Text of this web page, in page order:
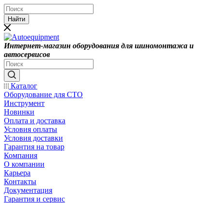
Найти
Интернет-магазин оборудования для шиномонтажа и
автосервисов
Каталог
Оборудование для СТО
Инструмент
Новинки
Оплата и доставка
Условия оплаты
Условия доставки
Гарантия на товар
Компания
О компании
Карьера
Контакты
Документация
Гарантия и сервис